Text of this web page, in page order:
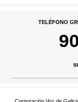
TELÉFONO